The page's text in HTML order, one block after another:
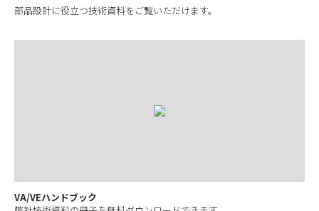
部品設計に役立つ技術資料をご覧いただけます。
VA/VEハンドブック